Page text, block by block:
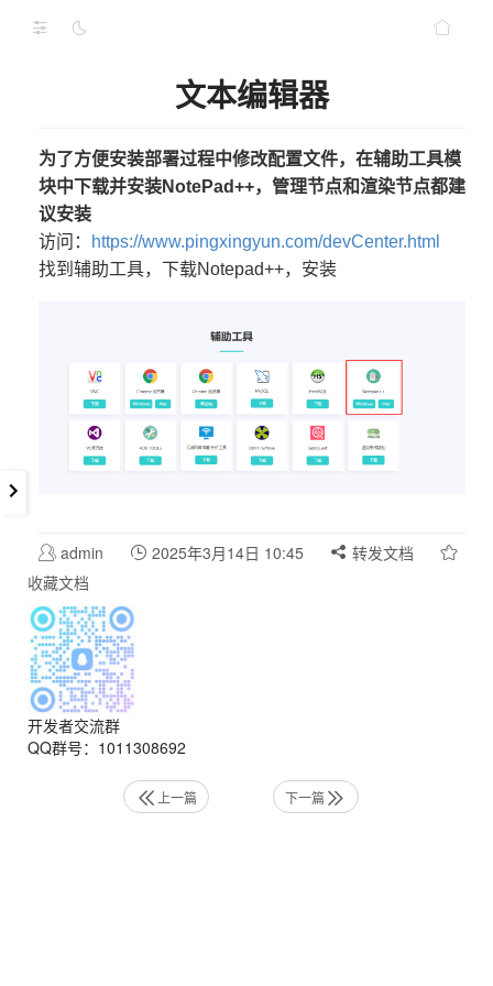
文本编辑器
为了方便安装部署过程中修改配置文件，在辅助工具模
块中下载并安装NotePad++，管理节点和渲染节点都建
议安装
访问：
https://www.pingxingyun.com/devCenter.html
找到辅助工具，下载Notepad++，安装
admin 2025年3月14日 10:45
转发文档
收藏文档
开发者交流群
QQ群号：1011308692
上一篇 下一篇